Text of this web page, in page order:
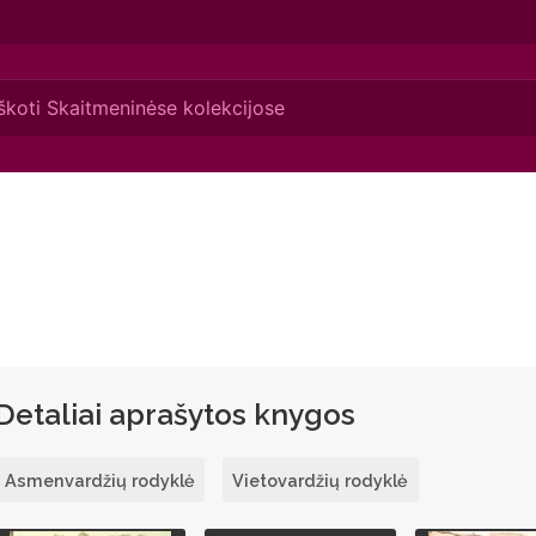
aprašytos knygos
Asmenvardžių rodyklė Vietovardžių rodyklė